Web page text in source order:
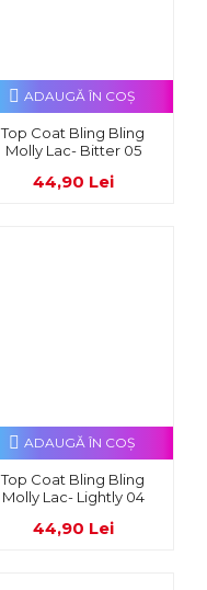
Top Coat Bling Bling
Molly Lac- Bitter 05
44,90 Lei
ADAUGĂ ÎN COŞ
Top Coat Bling Bling
Molly Lac- Lightly 04
44,90 Lei
ADAUGĂ ÎN COŞ